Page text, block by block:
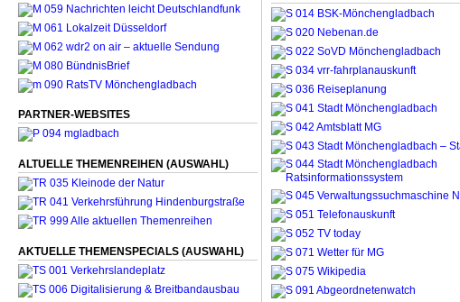
PARTNER-WEBSITES
ALTUELLE THEMENREIHEN (AUSWAHL)
AKTUELLE THEMENSPECIALS (AUSWAHL)